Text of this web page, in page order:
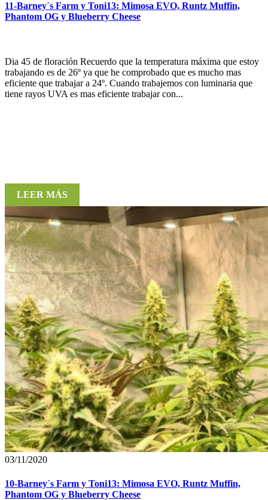
11-Barney´s Farm y Toni13: Mimosa EVO, Runtz Muffin,
Phantom OG y Blueberry Cheese
Dia 45 de floración Recuerdo que la temperatura máxima que estoy
trabajando es de 26º ya que he comprobado que es mucho mas
eficiente que trabajar a 24º. Cuando trabajemos con luminaria que
tiene rayos UVA es mas eficiente trabajar con...
LEER MÁS
03/11/2020
10-Barney´s Farm y Toni13: Mimosa EVO, Runtz Muffin,
Phantom OG y Blueberry Cheese